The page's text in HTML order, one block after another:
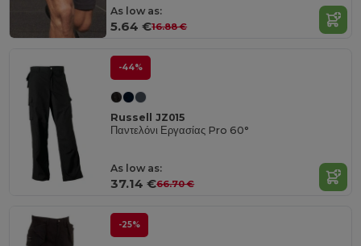
As low as:
5.64 €16.88 €
-44%
Russell JZ015
Παντελόνι Εργασίας Pro 60°
As low as:
37.14 €66.70 €
-25%